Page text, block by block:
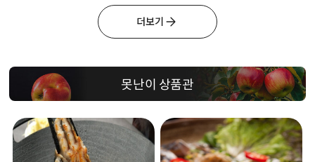
더보기
못난이 상품관